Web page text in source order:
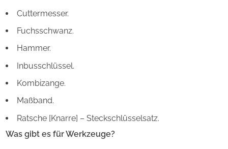
Cuttermesser.
Fuchsschwanz.
Hammer.
Inbusschlüssel.
Kombizange.
Maßband.
Ratsche [Knarre] – Steckschlüsselsatz.
Was gibt es für Werkzeuge?